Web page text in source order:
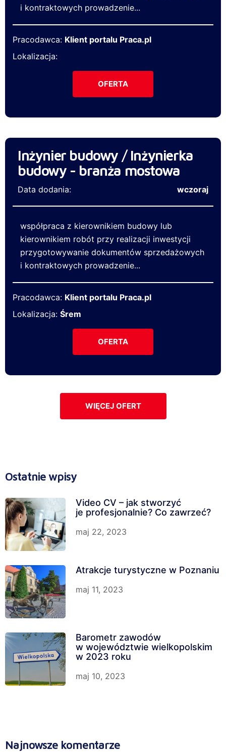
i kontraktowych prowadzenie...
Pracodawca: Klient portalu Praca.pl
Lokalizacja:
OFERTA
Inżynier budowy / Inżynierka
budowy - branża mostowa
Data dodania: wczoraj
współpraca z kierownikiem budowy lub
kierownikiem robót przy realizacji inwestycji
przygotowywanie dokumentów sprzedażowych
i kontraktowych prowadzenie...
Pracodawca: Klient portalu Praca.pl
Lokalizacja: Śrem
OFERTA
WIĘCEJ OFERT
Ostatnie wpisy
Video CV – jak stworzyć
je profesjonalnie? Co zawrzeć?
maj 22, 2023
Atrakcje turystyczne w Poznaniu
maj 11, 2023
Barometr zawodów
w województwie wielkopolskim
w 2023 roku
maj 10, 2023
Najnowsze komentarze